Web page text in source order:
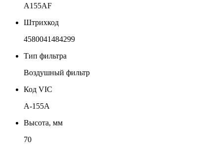
A155AF
Штрихкод
4580041484299
Тип фильтра
Воздушный фильтр
Код VIC
A-155A
Высота, мм
70